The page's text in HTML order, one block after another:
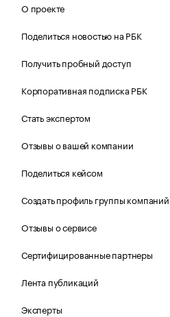
О проекте
Поделиться новостью на РБК
Получить пробный доступ
Корпоративная подписка РБК
Стать экспертом
Отзывы о вашей компании
Поделиться кейсом
Создать профиль группы компаний
Отзывы о сервисе
Сертифицированные партнеры
Лента публикаций
Эксперты